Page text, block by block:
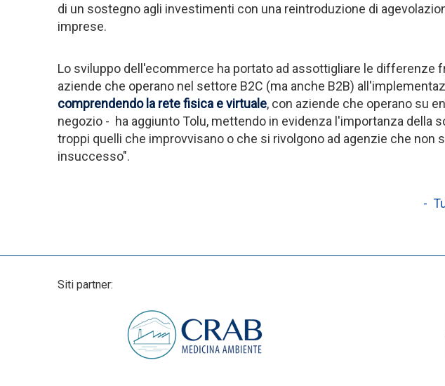
di un sostegno agli investimenti con una reintroduzione di
imprese.
Lo sviluppo dell'ecommerce ha portato ad assottigliare le differenze
aziende che operano nel settore B2C (ma anche B2B)
comprendendo la rete fisica e virtuale, con aziende che operano su
negozio - ha aggiunto Tolu, mettendo in evidenza l'importanza della
troppi quelli che improvvisano o che si rivolgono ad agenzie che
insuccesso".
-
Siti partner: